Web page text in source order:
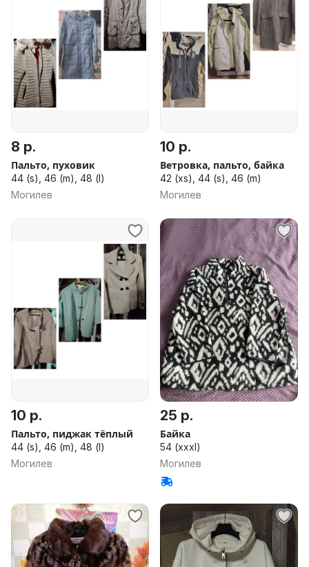
8 р.
Пальто, пуховик
44 (s), 46 (m), 48 (l)
Могилев
10 р.
Ветровка, пальто, байка
42 (xs), 44 (s), 46 (m)
Могилев
10 р.
Пальто, пиджак тёплый
44 (s), 46 (m), 48 (l)
Могилев
25 р.
Байка
54 (xxxl)
Могилев